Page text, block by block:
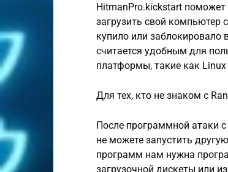
HitmanPro.kickstart
загрузить свой компьютер
купило или
считается удобным для
платформы, такие как
Для тех, кто не знаком с
После программной атаки
не можете запустить
программ нам нужна
загрузочной дискеты или